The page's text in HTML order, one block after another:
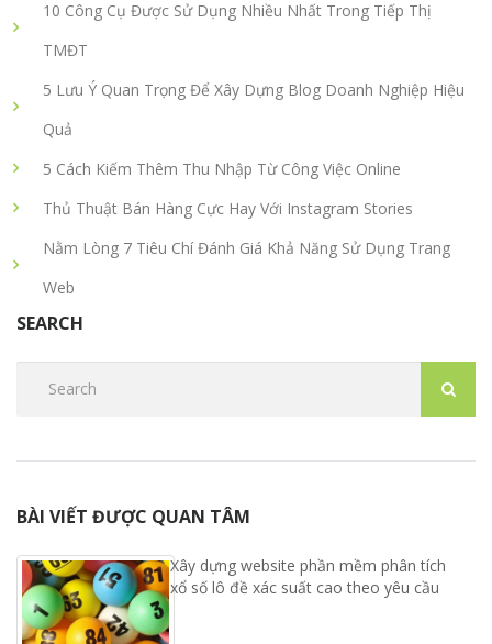
10 Công Cụ Được Sử Dụng Nhiều Nhất Trong Tiếp Thị
TMĐT
5 Lưu Ý Quan Trọng Để Xây Dựng Blog Doanh Nghiệp Hiệu
Quả
5 Cách Kiếm Thêm Thu Nhập Từ Công Việc Online
Thủ Thuật Bán Hàng Cực Hay Với Instagram Stories
Nằm Lòng 7 Tiêu Chí Đánh Giá Khả Năng Sử Dụng Trang
Web
SEARCH
BÀI VIẾT ĐƯỢC QUAN TÂM
Xây dựng website phần mềm phân tích
xổ số lô đề xác suất cao theo yêu cầu